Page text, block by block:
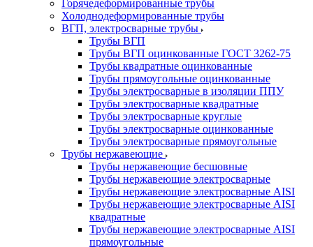
Горячедеформированные трубы
Холоднодеформированные трубы
ВГП, электросварные трубы
Трубы ВГП
Трубы ВГП оцинкованные ГОСТ 3262-75
Трубы квадратные оцинкованные
Трубы прямоугольные оцинкованные
Трубы электросварные в изоляции ППУ
Трубы электросварные квадратные
Трубы электросварные круглые
Трубы электросварные оцинкованные
Трубы электросварные прямоугольные
Трубы нержавеющие
Трубы нержавеющие бесшовные
Трубы нержавеющие электросварные
Трубы нержавеющие электросварные AISI
Трубы нержавеющие электросварные AISI
квадратные
Трубы нержавеющие электросварные AISI
прямоугольные